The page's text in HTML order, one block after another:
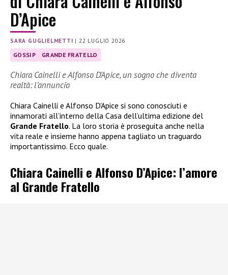
D’Apice
SARA GUGLIELMETTI | 22 LUGLIO 2026
GOSSIP GRANDE FRATELLO
Chiara Cainelli e Alfonso D’Apice, un sogno che diventa
realtà: l’annuncio
Chiara Cainelli e Alfonso D’Apice si sono conosciuti e
innamorati all’interno della Casa dell’ultima edizione del
Grande Fratello. La loro storia è proseguita anche nella
vita reale e insieme hanno appena tagliato un traguardo
importantissimo. Ecco quale.
Chiara Cainelli e Alfonso D’Apice: l’amore
al Grande Fratello